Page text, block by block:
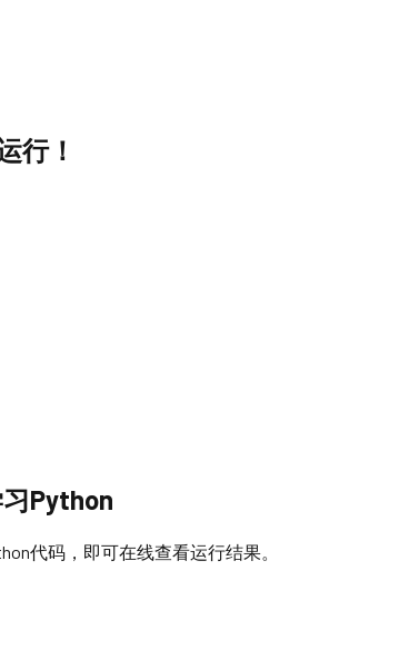
行！
Python
代码，即可在线查看运行结果。